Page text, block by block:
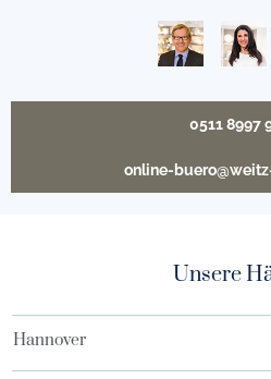
0511 8997
online-
Unsere
Hannover